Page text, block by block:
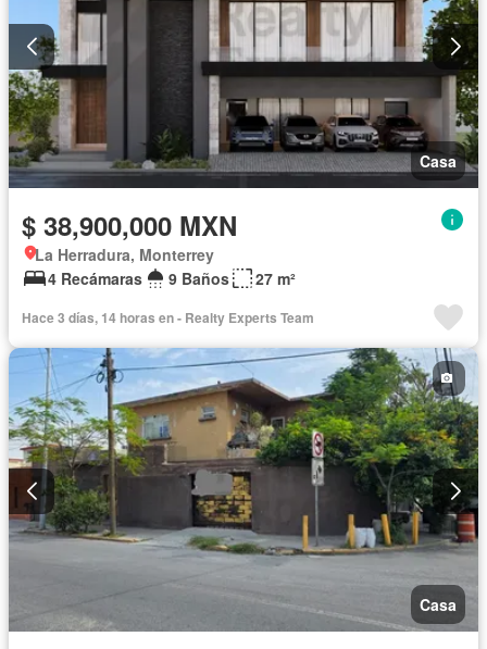
Casa
$ 38,900,000 MXN
La Herradura, Monterrey
4 Recámaras
9 Baños 27 m²
Hace 3 días, 14 horas en - Realty Experts Team
Casa